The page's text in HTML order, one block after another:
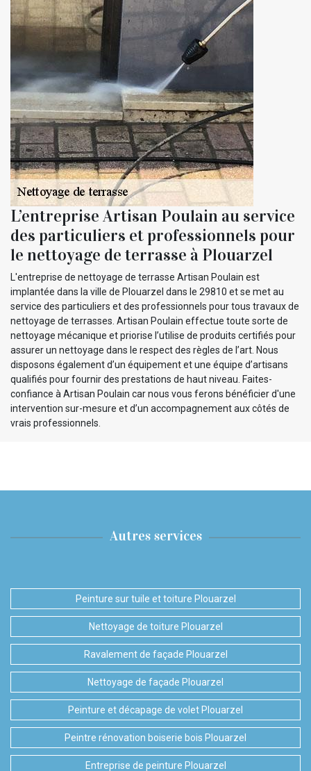
L’entreprise Artisan Poulain au service
des particuliers et professionnels pour
le nettoyage de terrasse à Plouarzel
L'entreprise de nettoyage de terrasse Artisan Poulain est
implantée dans la ville de Plouarzel dans le 29810 et se met au
service des particuliers et des professionnels pour tous travaux de
nettoyage de terrasses. Artisan Poulain effectue toute sorte de
nettoyage mécanique et priorise l’utilise de produits certifiés pour
assurer un nettoyage dans le respect des règles de l’art. Nous
disposons également d’un équipement et une équipe d’artisans
qualifiés pour fournir des prestations de haut niveau. Faites-
confiance à Artisan Poulain car nous vous ferons bénéficier d'une
intervention sur-mesure et d’un accompagnement aux côtés de
vrais professionnels.
Autres services
Peinture sur tuile et toiture Plouarzel
Nettoyage de toiture Plouarzel
Ravalement de façade Plouarzel
Nettoyage de façade Plouarzel
Peinture et décapage de volet Plouarzel
Peintre rénovation boiserie bois Plouarzel
Entreprise de peinture Plouarzel